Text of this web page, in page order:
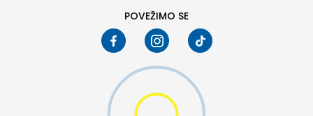
POVEŽIMO SE